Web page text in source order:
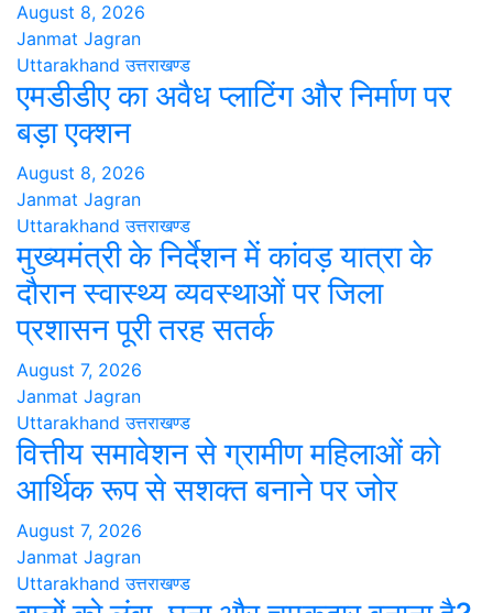
August 8, 2026
Janmat Jagran
Uttarakhand उत्तराखण्ड
एमडीडीए का अवैध प्लाटिंग और निर्माण पर
बड़ा एक्शन
August 8, 2026
Janmat Jagran
Uttarakhand उत्तराखण्ड
मुख्यमंत्री के निर्देशन में कांवड़ यात्रा के
दौरान स्वास्थ्य व्यवस्थाओं पर जिला
प्रशासन पूरी तरह सतर्क
August 7, 2026
Janmat Jagran
Uttarakhand उत्तराखण्ड
वित्तीय समावेशन से ग्रामीण महिलाओं को
आर्थिक रूप से सशक्त बनाने पर जोर
August 7, 2026
Janmat Jagran
Uttarakhand उत्तराखण्ड